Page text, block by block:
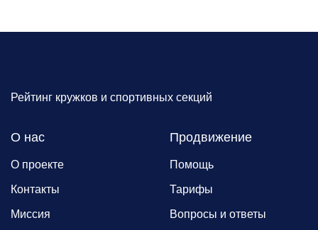
Рейтинг кружков и спортивных секций
О нас
О проекте
Контакты
Миссия
Продвижение
Помощь
Тарифы
Вопросы и ответы